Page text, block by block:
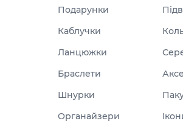
Подарунки
Каблучки
Ланцюжки
Браслети
Шнурки
Органайзери